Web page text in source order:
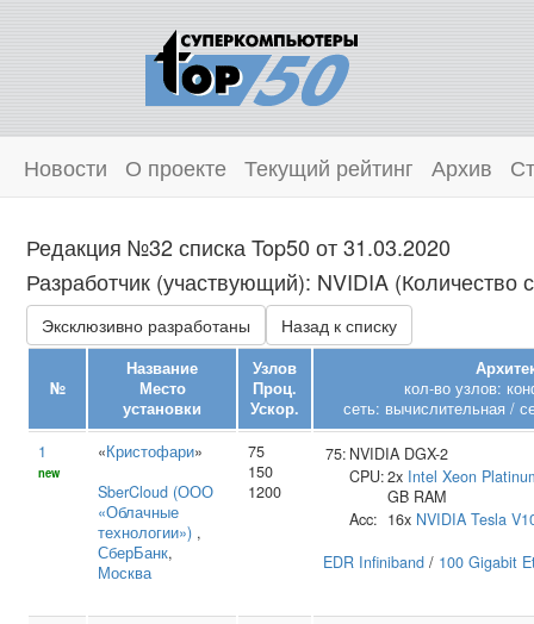
Новости О проекте Текущий рейтинг Архив
Редакция №32 списка Top50 от 31.03.2020
Разработчик (участвующий): NVIDIA (Количество
Эксклюзивно разработаны Назад к списку
№
Название
Место
установки
Узлов
Проц.
Ускор.
кол-во узлов:
сеть: вычислительная /
1
new
«Кристофари»
SberCloud (ООО
«Облачные
технологии») ,
СберБанк,
Москва
75
150
1200
75: NVIDIA DGX-2
CPU:2x Intel Xeon
GB RAM
Acc: 16x NVIDIA Tesla
EDR Infiniband / 100 Gigabit